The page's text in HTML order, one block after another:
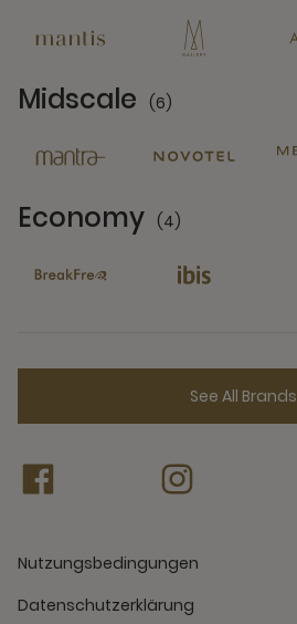
Midscale (6)
Economy (4)
See All Brands
Nutzungsbedingungen
Datenschutzerklärung